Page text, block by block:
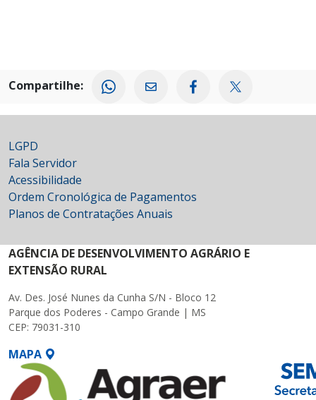
Compartilhe:
LGPD
Fala Servidor
Acessibilidade
Ordem Cronológica de Pagamentos
Planos de Contratações Anuais
AGÊNCIA DE DESENVOLVIMENTO AGRÁRIO E
EXTENSÃO RURAL
Av. Des. José Nunes da Cunha S/N - Bloco 12
Parque dos Poderes - Campo Grande | MS
CEP: 79031-310
MAPA